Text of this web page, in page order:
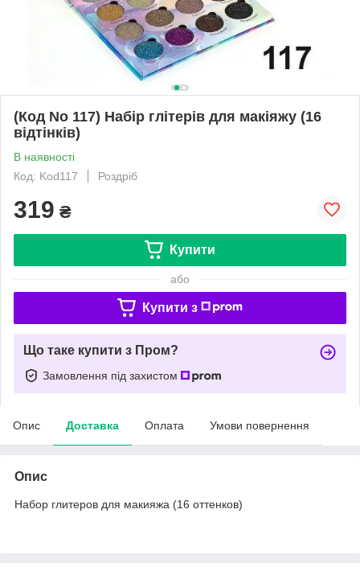
(Код No 117) Набір глітерів для макіяжу (16
відтінків)
В наявності
Код: Kod117
Роздріб
319 ₴
Купити
або
Купити з
Що таке купити з Пром?
Замовлення під захистом
Опис Доставка Оплата Умови повернення
Опис
Набор глитеров для макияжа (16 оттенков)